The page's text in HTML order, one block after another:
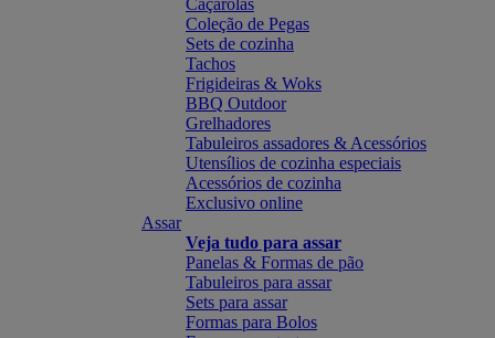
Caçarolas
Coleção de Pegas
Sets de cozinha
Tachos
Frigideiras & Woks
BBQ Outdoor
Grelhadores
Tabuleiros assadores & Acessórios
Utensílios de cozinha especiais
Acessórios de cozinha
Exclusivo online
Assar
Veja tudo para assar
Panelas & Formas de pão
Tabuleiros para assar
Sets para assar
Formas para Bolos